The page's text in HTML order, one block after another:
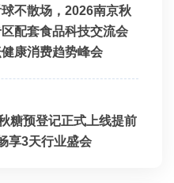
不散场，2026南京秋
配套食品科技交流会
康消费趋势峰会
糖预登记正式上线提前
享3天行业盛会